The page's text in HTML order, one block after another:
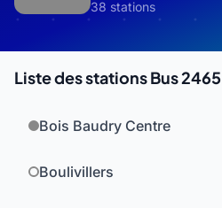
38 stations
Liste des stations Bus 2465
Bois Baudry Centre
Boulivillers